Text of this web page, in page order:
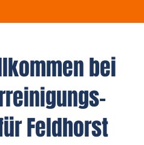
bei
Feldhorst